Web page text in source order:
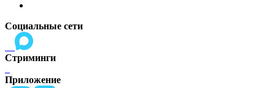
Социальные сети
Стриминги
Приложение